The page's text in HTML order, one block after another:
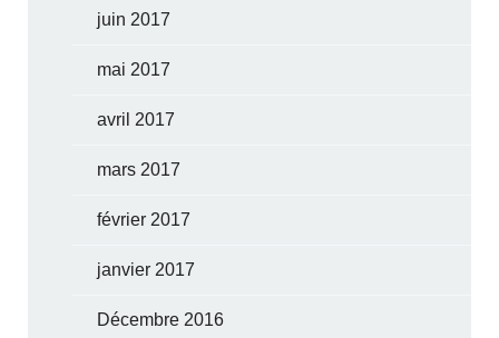
juin 2017
mai 2017
avril 2017
mars 2017
février 2017
janvier 2017
Décembre 2016